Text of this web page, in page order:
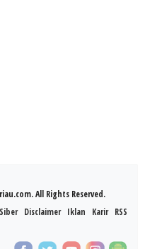
All Rights Reserved.
Disclaimer Iklan Karir RSS